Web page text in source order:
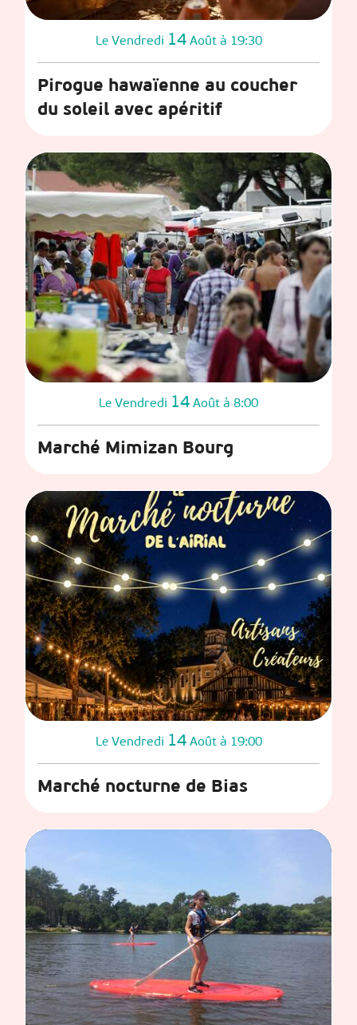
Le Vendredi 14 Août à 19:30
Pirogue hawaïenne au coucher
du soleil avec apéritif
Le Vendredi 14 Août à 8:00
Marché Mimizan Bourg
Le Vendredi 14 Août à 19:00
Marché nocturne de Bias